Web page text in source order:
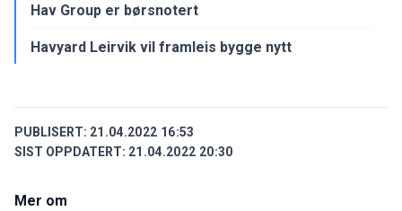
Hav Group er børsnotert
Havyard Leirvik vil framleis bygge nytt
PUBLISERT: 21.04.2022 16:53
SIST OPPDATERT: 21.04.2022 20:30
Mer om